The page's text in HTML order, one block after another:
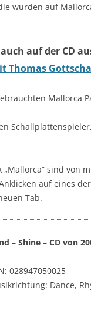
wurden auf
auf der CD
Thomas
Mallorca
sind von
auf eines
Tab.
– Shine – CD von
028947050025
Dance,